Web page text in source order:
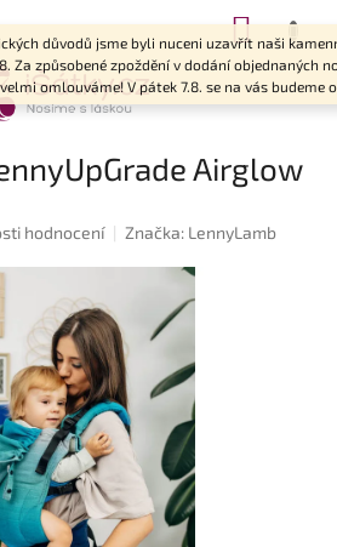
důvodů jsme byli nuceni uzavřít naši
Za způsobené zpoždění v dodání objednaných
omlouváme! V pátek 7.8. se na vás budeme
KOŠÍK
Airglow
hodnocení Značka: LennyLamb